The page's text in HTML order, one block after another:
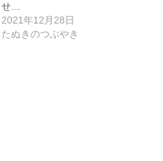
せ…
2021年12月28日
たぬきのつぶやき